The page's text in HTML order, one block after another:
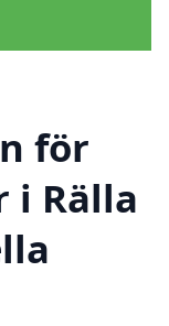
för
i Rälla